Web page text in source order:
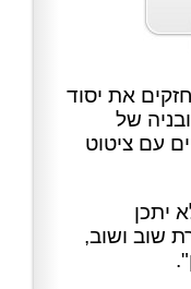
את יסוד
של
עם ציטוט
יתכן
שוב ושוב,